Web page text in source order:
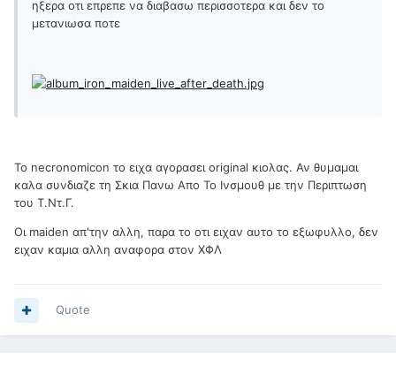
ηξερα οτι επρεπε να διαβασω περισσοτερα και δεν το
μετανιωσα ποτε
Το necronomicon το ειχα αγορασει original κιολας. Αν θυμαμαι
καλα συνδιαζε τη Σκια Πανω Απο Το Ινσμουθ με την Περιπτωση
του Τ.Ντ.Γ.
Οι maiden απ'την αλλη, παρα το οτι ειχαν αυτο το εξωφυλλο, δεν
ειχαν καμια αλλη αναφορα στον ΧΦΛ
Quote